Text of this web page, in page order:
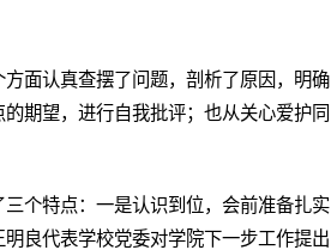
面认真查摆了问题，剖析了原因，明确
期望，进行自我批评；也从关心爱护同
个特点：一是认识到位，会前准备扎实
良代表学校党委对学院下一步工作提出